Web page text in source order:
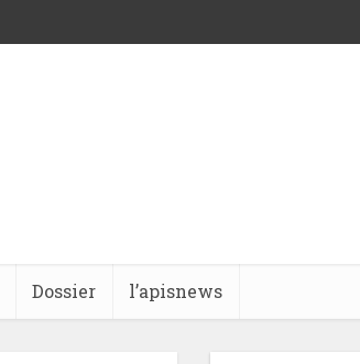
Dossier l’apisnews